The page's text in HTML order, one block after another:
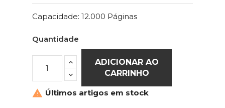
Capacidade: 12.000 Páginas
Quantidade
ADICIONAR AO
CARRINHO
 Últimos artigos em stock